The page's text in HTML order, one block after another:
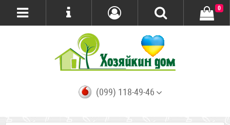
(099) 118-49-46
0